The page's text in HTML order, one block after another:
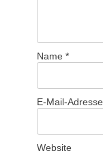
Name *
E-Mail-Adresse
Website